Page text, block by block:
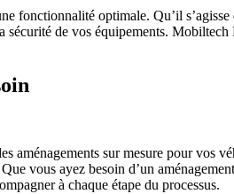
optimale. Qu’il
de vos équipements.
sur mesure pour vos
vous ayez besoin d’un
à chaque étape du processus.